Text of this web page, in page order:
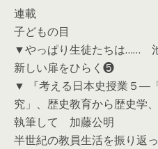
連載
子どもの目
▼やっぱり生徒たちは……
新しい扉をひらく❺
▼ 『考える日本史授業５―
究」、歴史教育から歴史学
執筆して 加藤公明
半世紀の教員生活を振り返